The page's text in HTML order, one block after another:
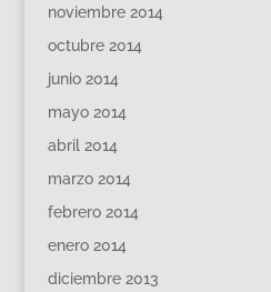
noviembre 2014
octubre 2014
junio 2014
mayo 2014
abril 2014
marzo 2014
febrero 2014
enero 2014
diciembre 2013